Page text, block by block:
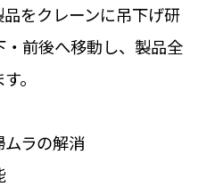
をクレーンに吊下げ研
前後へ移動し、製品全
。
ラの解消